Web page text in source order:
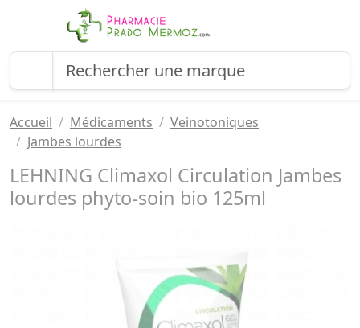
Accueil Médicaments
Veinotoniques
Jambes lourdes
LEHNING Climaxol Circulation Jambes
lourdes phyto-soin bio 125ml